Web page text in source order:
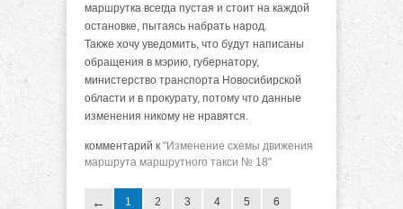
маршрутка всегда пустая и стоит на каждой
остановке, пытаясь набрать народ.
Также хочу уведомить, что будут написаны
обращения в мэрию, губернатору,
министерство транспорта Новосибирской
области и в прокурату, потому что данные
изменения никому не нравятся.
комментарий к "Изменение схемы движения
маршрута маршрутного такси № 18"
1 2 3 4 5 6